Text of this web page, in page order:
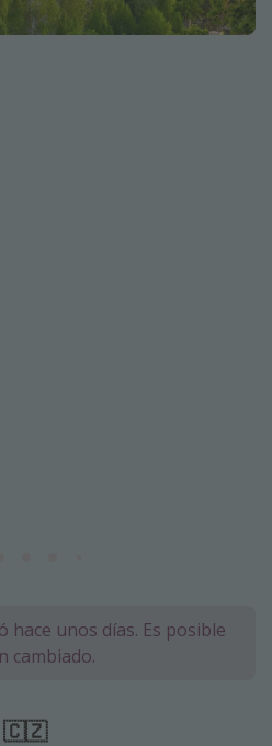
hace unos días. Es posible
cambiado.
🇨🇿